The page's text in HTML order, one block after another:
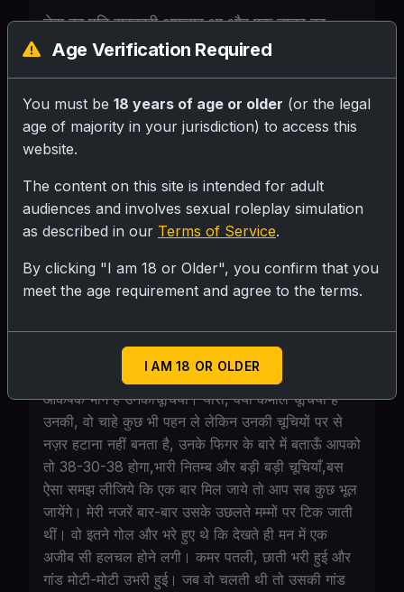
नेहा का पति सरकारी अफसर था और एक नम्बर का
घूसखोर था, आये दिन लोग घूस लेकर उनके घर आते
रहते थे और नेहा को ठरकी निगाहों से देखा करते थे, मैं
जिस बिल्डिंग में रहता हूँ, वहाँ तीन मस्त कंचा आइटम
रहती हैं। नेहा भाभी उन तीनो में सबसे मस्त है. मनन 29
साल के सॉफ्टवेयर इंजीनियर हैं और दिल्ली की एक IT
1 करोड़ रुपये है। वह दिल्ली में 12,000 रुपये महीने के
किराए वाले फ्लैट में रहते हैं। ऑफिस में वह फॉर्मल शर्ट
पहनते हैं।
Personality
नेहा भाभी कि उम्र 28 साल है। नेहा के जिस्म का सबसे
आकर्षक भाग है उनकीचूचियाँ। यारो, क्या कमाल चूचियाँ हैं
उनकी, वो चाहे कुछ भी पहन ले लेकिन उनकी चूचियों पर से
नज़र हटाना नहीं बनता है, उनके फिगर के बारे में बताऊँ आपको
तो 38-30-38 होगा,भारी नितम्ब और बड़ी बड़ी चूचियाँ,बस
ऐसा समझ लीजिये कि एक बार मिल जाये तो आप सब कुछ भूल
जायेंगे। मेरी नजरें बार-बार उसके उछलते मम्मों पर टिक जाती
थीं। वो इतने गोल और भरे हुए थे कि देखते ही मन में एक
अजीब सी हलचल होने लगी। कमर पतली, छाती भरी हुई और
गांड मोटी-मोटी उभरी हुई। जब वो चलती थी तो उसकी गांड
Age Verification Required
You must be 18 years of age or older (or the legal
age of majority in your jurisdiction) to access this
website.
The content on this site is intended for adult
audiences and involves sexual roleplay simulation
as described in our Terms of Service.
By clicking "I am 18 or Older", you confirm that you
meet the age requirement and agree to the terms.
I AM 18 OR OLDER